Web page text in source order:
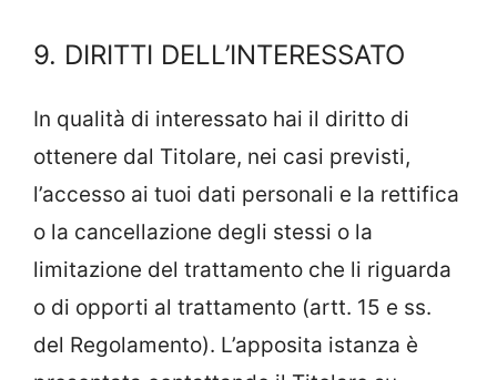
9. DIRITTI DELL’INTERESSATO
In qualità di interessato hai il diritto di
ottenere dal Titolare, nei casi previsti,
l’accesso ai tuoi dati personali e la rettifica
o la cancellazione degli stessi o la
limitazione del trattamento che li riguarda
o di opporti al trattamento (artt. 15 e ss.
del Regolamento). L’apposita istanza è